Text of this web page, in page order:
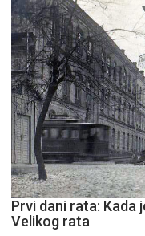
Prvi dani rata: Kada
Velikog rata